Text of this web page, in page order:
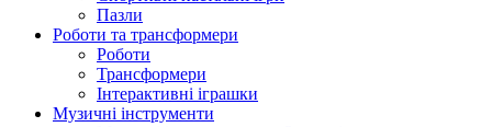
Пазли
Роботи та трансформери
Роботи
Трансформери
Інтерактивні іграшки
Музичні інструменти